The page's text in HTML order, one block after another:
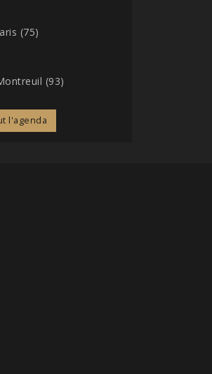
(75)
(93)
l'agenda